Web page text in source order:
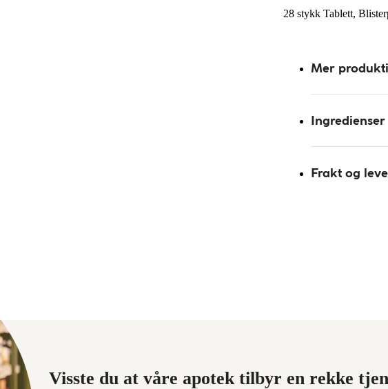
28 stykk Tablett,
Mer
Ingredienser
Frakt og
Visste du at våre apotek tilbyr en rekke